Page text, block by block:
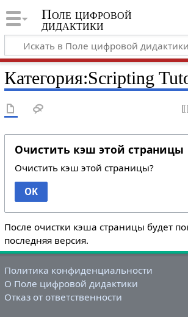
Поле цифровой
дидактики
Категория:Scripting
Очистить кэш этой страницы
Очистить кэш этой страницы?
OK
После очистки кэша страницы будет
последняя версия.
Политика конфиденциальности
О Поле цифровой дидактики
Отказ от ответственности